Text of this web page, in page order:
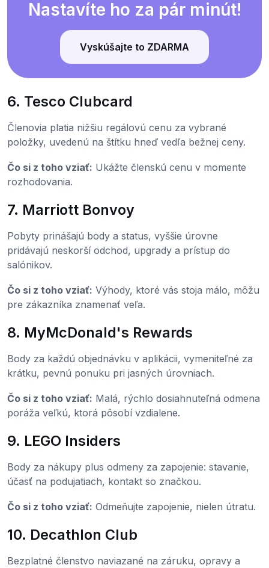
Nastavíte ho za pár minút!
Vyskúšajte to ZDARMA
6. Tesco Clubcard
Členovia platia nižšiu regálovú cenu za vybrané
položky, uvedenú na štítku hneď vedľa bežnej ceny.
Čo si z toho vziať: Ukážte členskú cenu v momente
rozhodovania.
7. Marriott Bonvoy
Pobyty prinášajú body a status, vyššie úrovne
pridávajú neskorší odchod, upgrady a prístup do
salónikov.
Čo si z toho vziať: Výhody, ktoré vás stoja málo, môžu
pre zákazníka znamenať veľa.
8. MyMcDonald's Rewards
Body za každú objednávku v aplikácii, vymeniteľné za
krátku, pevnú ponuku pri jasných úrovniach.
Čo si z toho vziať: Malá, rýchlo dosiahnuteľná odmena
poráža veľkú, ktorá pôsobí vzdialene.
9. LEGO Insiders
Body za nákupy plus odmeny za zapojenie: stavanie,
účasť na podujatiach, kontakt so značkou.
Čo si z toho vziať: Odmeňujte zapojenie, nielen útratu.
10. Decathlon Club
Bezplatné členstvo naviazané na záruku, opravy a